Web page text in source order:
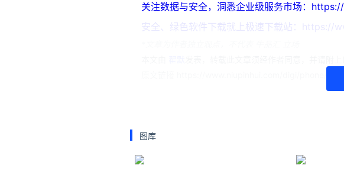
关注数据与安全，洞悉企业级服务市场：
安全、绿色软件下载就上极速下载站：https://
原文链接 https://www.niupinhui.com/digi/phone/
图库